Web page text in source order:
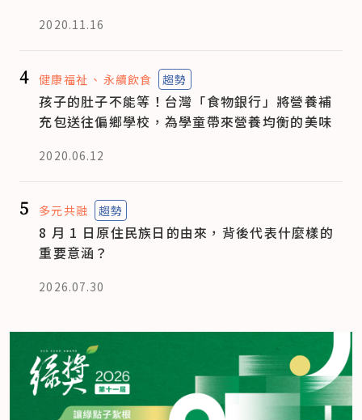
2020.11.16
4 健康福祉 永續飲食 趨勢
孩子的肚子不能等！台灣「食物銀行」將營養補
充包送往偏鄉學校，為學童帶來營養均衡的美味
2020.06.12
5 多元共融 趨勢
8 月 1 日原住民族日的由來，背後代表什麼樣的
重要意涵？
2026.07.30